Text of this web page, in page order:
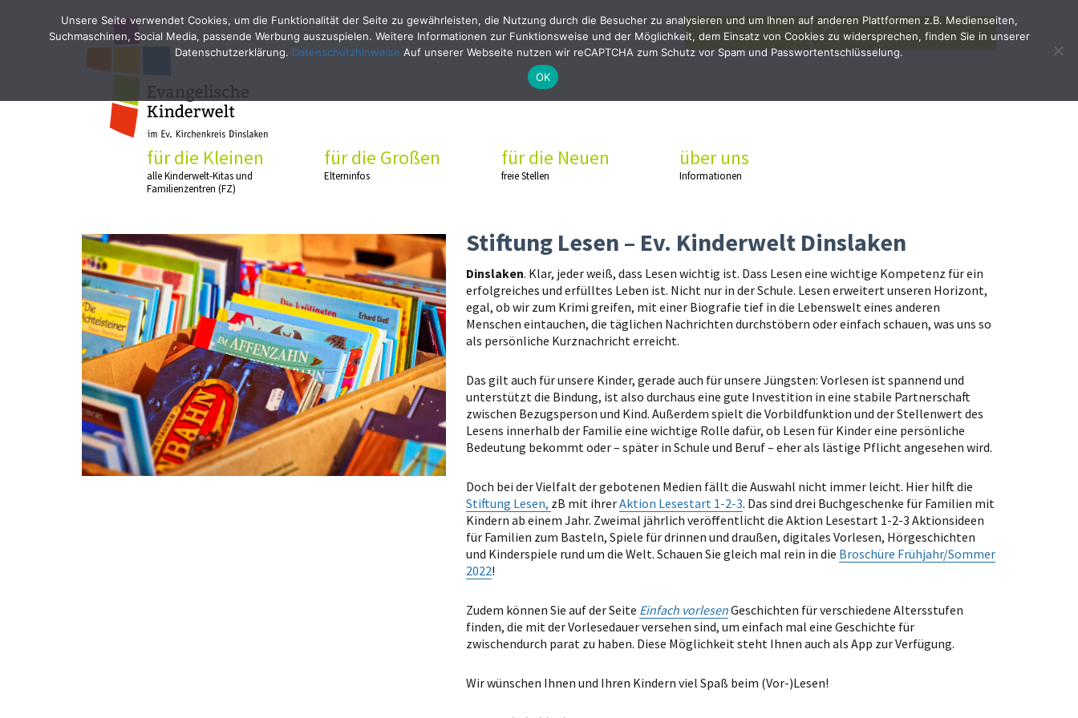
für die Kleinen
alle Kinderwelt-Kitas und
Familienzentren (FZ)
für die Großen
Elterninfos
für die Neuen
freie Stellen
über uns
Informationen
Bewirb`dich jetzt!
Search
for:
SEARCH
Stiftung Lesen – Ev. Kinderwelt Dinslaken
Dinslaken. Klar, jeder weiß, dass Lesen wichtig ist. Dass Lesen eine wichtige Kompetenz für ein
erfolgreiches und erfülltes Leben ist. Nicht nur in der Schule. Lesen erweitert unseren Horizont,
egal, ob wir zum Krimi greifen, mit einer Biografie tief in die Lebenswelt eines anderen
Menschen eintauchen, die täglichen Nachrichten durchstöbern oder einfach schauen, was uns so
als persönliche Kurznachricht erreicht.
Das gilt auch für unsere Kinder, gerade auch für unsere Jüngsten: Vorlesen ist spannend und
unterstützt die Bindung, ist also durchaus eine gute Investition in eine stabile Partnerschaft
zwischen Bezugsperson und Kind. Außerdem spielt die Vorbildfunktion und der Stellenwert des
Lesens innerhalb der Familie eine wichtige Rolle dafür, ob Lesen für Kinder eine persönliche
Bedeutung bekommt oder – später in Schule und Beruf – eher als lästige Pflicht angesehen wird.
Doch bei der Vielfalt der gebotenen Medien fällt die Auswahl nicht immer leicht. Hier hilft die
Stiftung Lesen, zB mit ihrerAktion Lesestart 1-2-3. Das sind drei Buchgeschenke für Familien mit
Kindern ab einem Jahr. Zweimal jährlich veröffentlicht die Aktion Lesestart 1-2-3 Aktionsideen
für Familien zum Basteln, Spiele für drinnen und draußen, digitales Vorlesen, Hörgeschichten
und Kinderspiele rund um die Welt. Schauen Sie gleich mal rein in die Broschüre Frühjahr/Sommer
2022!
Zudem können Sie auf der Seite Einfach vorlesenGeschichten für verschiedene Altersstufen
finden, die mit der Vorlesedauer versehen sind, um einfach mal eine Geschichte für
zwischendurch parat zu haben. Diese Möglichkeit steht Ihnen auch als App zur Verfügung.
Wir wünschen Ihnen und Ihren Kindern viel Spaß beim (Vor-)Lesen!
Unsere Seite verwendet Cookies, um die Funktionalität der Seite zu gewährleisten, die Nutzung durch die Besucher zu analysieren und um Ihnen auf anderen Plattformen z.B. Medienseiten,
Suchmaschinen, Social Media, passende Werbung auszuspielen. Weitere Informationen zur Funktionsweise und der Möglichkeit, dem Einsatz von Cookies zu widersprechen, finden Sie in unserer
Datenschutzerklärung. Datenschutzhinweise Auf unserer Webseite nutzen wir reCAPTCHA zum Schutz vor Spam und Passwortentschlüsselung.
OK